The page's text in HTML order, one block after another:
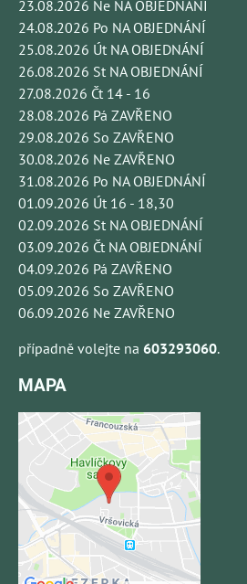
23.08.2026 Ne NA OBJEDNÁNÍ
24.08.2026 Po NA OBJEDNÁNÍ
25.08.2026 Út NA OBJEDNÁNÍ
26.08.2026 St NA OBJEDNÁNÍ
27.08.2026 Čt 14 - 16
28.08.2026 Pá ZAVŘENO
29.08.2026 So ZAVŘENO
30.08.2026 Ne ZAVŘENO
31.08.2026 Po NA OBJEDNÁNÍ
01.09.2026 Út 16 - 18,30
02.09.2026 St NA OBJEDNÁNÍ
03.09.2026 Čt NA OBJEDNÁNÍ
04.09.2026 Pá ZAVŘENO
05.09.2026 So ZAVŘENO
06.09.2026 Ne ZAVŘENO
případně volejte na 603293060.
MAPA